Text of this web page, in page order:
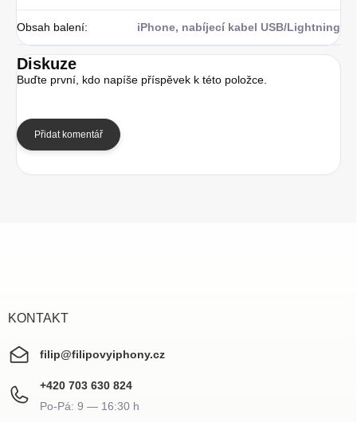
Obsah balení: iPhone, nabíjecí kabel USB/Lightning
Diskuze
Buďte první, kdo napíše příspěvek k této položce.
Přidat komentář
KONTAKT
filip@filipovyiphony.cz
+420 703 630 824